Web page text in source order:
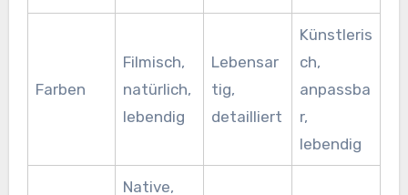
Farben
Filmisch,
natürlich,
lebendig
Lebensar
tig,
detailliert
Künstleris
ch,
anpassba
r,
lebendig
Native,